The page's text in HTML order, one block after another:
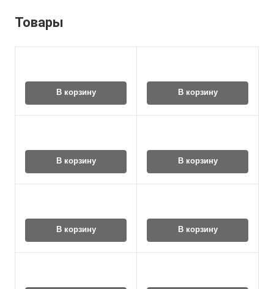
Товары
В корзину В корзину
В корзину В корзину
В корзину В корзину